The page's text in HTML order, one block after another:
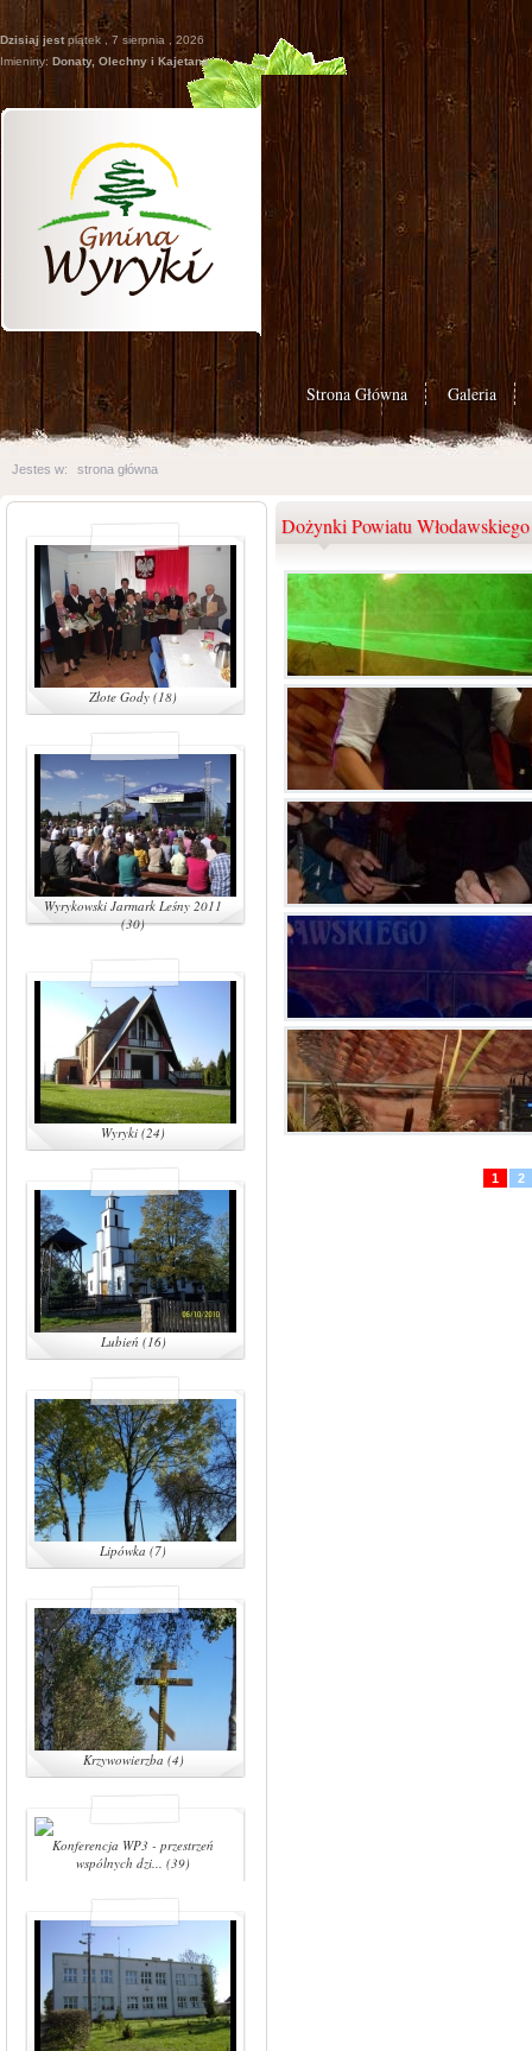
Dzisiaj jest piątek , 7 sierpnia , 2026
Imieniny: Donaty, Olechny i Kajetana
Strona Główna Galeria
Jestes w: strona główna
Złote Gody (18)
Wyrykowski Jarmark Leśny 2011
(30)
Wyryki (24)
Lubień (16)
Lipówka (7)
Krzywowierzba (4)
Konferencja WP3 - przestrzeń
wspólnych dzi... (39)
Dożynki Powiatu
1 2